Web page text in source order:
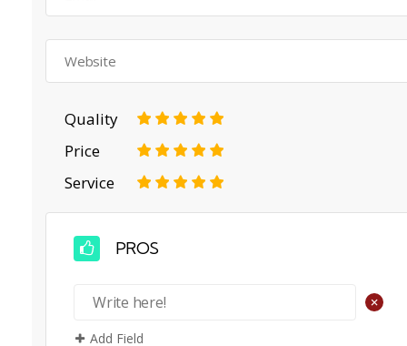
Quality 5
4
3
2
Price 5
4
3
2
Service 5
4
3
2
PROS
+
Add Field